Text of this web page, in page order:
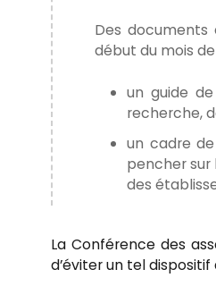
Des
début du mois
un guide
recherche,
un cadre
pencher sur
des
La Conférence des
d’éviter un tel